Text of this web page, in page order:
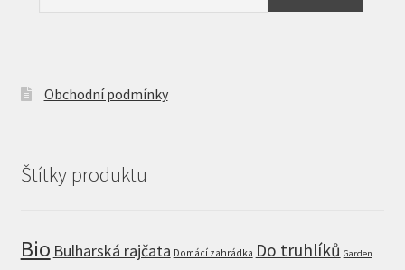
Obchodní podmínky
Štítky produktu
Bio Bulharská rajčata Domácí zahrádka Do truhlíků Garden